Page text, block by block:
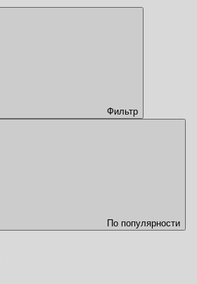
Фильтр
По популярности